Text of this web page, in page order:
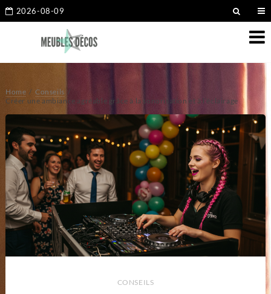
2026-08-09
Home
Conseils
Créer une ambiance agréable grâce à la sonorisation et à l’éclairage
CONSEILS